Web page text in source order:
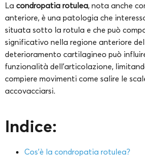
La condropatia rotulea, nota anche
anteriore, è una patologia che
situata sotto la rotula e che può
significativo nella regione anteriore
deterioramento cartilagineo può
funzionalità dell’articolazione,
compiere movimenti come salire le
accovacciarsi.
Indice:
Cos’è la condropatia rotulea?